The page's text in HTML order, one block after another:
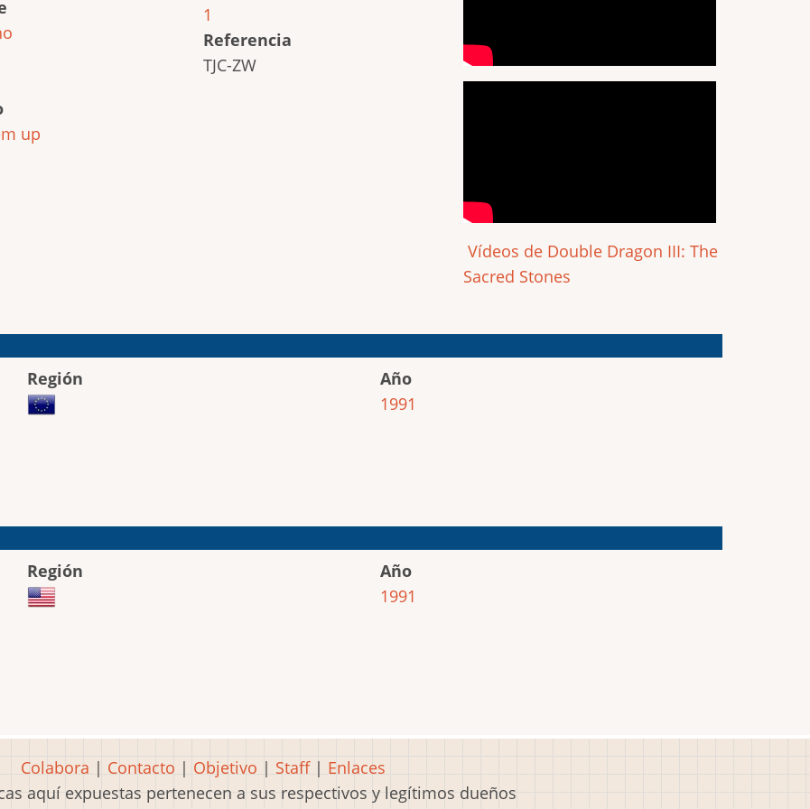
up
1
Referencia
TJC-ZW
Vídeos de Double Dragon III: The
Sacred Stones
Región
Año
1991
Región
Año
1991
Colabora | Contacto | Objetivo | Staff| Enlaces
aquí expuestas pertenecen a sus respectivos y legítimos dueños